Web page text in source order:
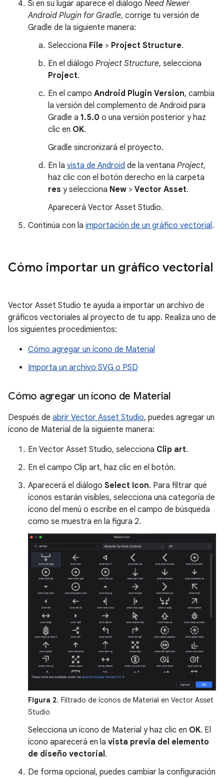
Si en su lugar aparece el diálogo Need Newer
Android Plugin for Gradle, corrige tu versión de
Gradle de la siguiente manera:
Selecciona File > Project Structure.
En el diálogo Project Structure, selecciona
Project.
En el campo Android Plugin Version, cambia
la versión del complemento de Android para
Gradle a 1.5.0 o una versión posterior y haz
clic en OK.
Gradle sincronizará el proyecto.
En la vista de Android de la ventana Project,
haz clic con el botón derecho en la carpeta
res y selecciona New > Vector Asset.
Aparecerá Vector Asset Studio.
Continúa con la importación de un gráfico vectorial .
Cómo importar un gráfico vectorial
Vector Asset Studio te ayuda a importar un archivo de
gráficos vectoriales al proyecto de tu app. Realiza uno de
los siguientes procedimientos:
Cómo agregar un ícono de Material
Importa un archivo SVG o PSD
Cómo agregar un ícono de Material
Después de abrir Vector Asset Studio, puedes agregar un
ícono de Material de la siguiente manera:
En Vector Asset Studio, selecciona Clip art.
En el campo Clip art, haz clic en el botón.
Aparecerá el diálogo Select Icon. Para filtrar qué
íconos estarán visibles, selecciona una categoría de
ícono del menú o escribe en el campo de búsqueda
como se muestra en la figura 2.
Figura 2. Filtrado de íconos de Material en Vector Asset
Studio
Selecciona un ícono de Material y haz clic en OK. El
ícono aparecerá en la vista previa del elemento
de diseño vectorial .
De forma opcional, puedes cambiar la configuración